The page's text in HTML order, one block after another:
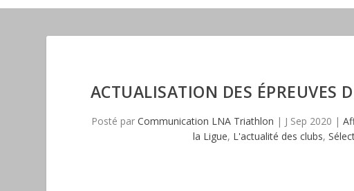
ACTUALISATION DES ÉPREUVES
Posté par Communication LNA Triathlon | J Sep 2020 |
la Ligue, L'actualité des clubs,